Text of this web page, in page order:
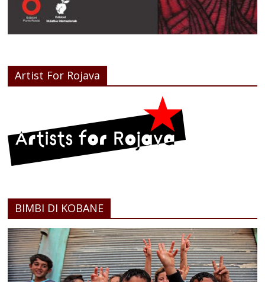
Artist For Rojava
BIMBI DI KOBANE